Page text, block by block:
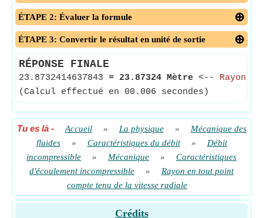
ÉTAPE 2: Évaluer la formule
ÉTAPE 3: Convertir le résultat en unité de sortie
RÉPONSE FINALE
23.8732414637843 ≈ 23.87324 Mètre <-- Rayon 1
(Calcul effectué en 00.006 secondes)
Tu es là- Accueil » La physique »
Mécanique des
fluides
» Caractéristiques du débit »
Débit
incompressible
» Mécanique »
Caractéristiques
d'écoulement incompressible
»
Rayon en tout point
compte tenu de la vitesse radiale
Crédits